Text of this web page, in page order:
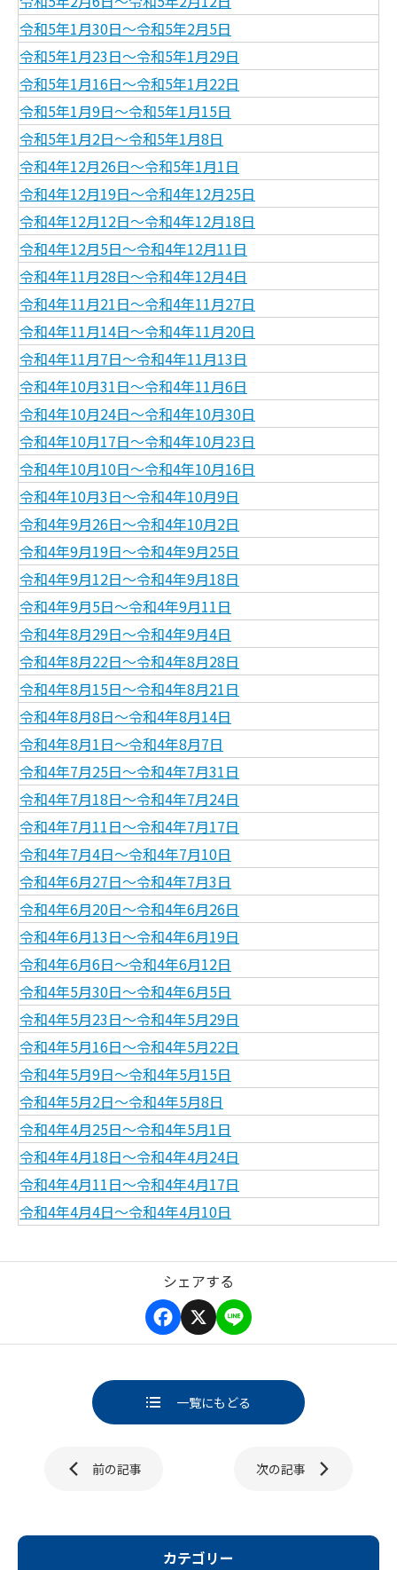
令和5年1月30日～令和5年2月5日
令和5年1月23日～令和5年1月29日
令和5年1月16日～令和5年1月22日
令和5年1月9日～令和5年1月15日
令和5年1月2日～令和5年1月8日
令和4年12月26日～令和5年1月1日
令和4年12月19日～令和4年12月25日
令和4年12月12日～令和4年12月18日
令和4年12月5日～令和4年12月11日
令和4年11月28日～令和4年12月4日
令和4年11月21日～令和4年11月27日
令和4年11月14日～令和4年11月20日
令和4年11月7日～令和4年11月13日
令和4年10月31日～令和4年11月6日
令和4年10月24日～令和4年10月30日
令和4年10月17日～令和4年10月23日
令和4年10月10日～令和4年10月16日
令和4年10月3日～令和4年10月9日
令和4年9月26日～令和4年10月2日
令和4年9月19日～令和4年9月25日
令和4年9月12日～令和4年9月18日
令和4年9月5日～令和4年9月11日
令和4年8月29日～令和4年9月4日
令和4年8月22日～令和4年8月28日
令和4年8月15日～令和4年8月21日
令和4年8月8日～令和4年8月14日
令和4年8月1日～令和4年8月7日
令和4年7月25日～令和4年7月31日
令和4年7月18日～令和4年7月24日
令和4年7月11日～令和4年7月17日
令和4年7月4日～令和4年7月10日
令和4年6月27日～令和4年7月3日
令和4年6月20日～令和4年6月26日
令和4年6月13日～令和4年6月19日
令和4年6月6日～令和4年6月12日
令和4年5月30日～令和4年6月5日
令和4年5月23日～令和4年5月29日
令和4年5月16日～令和4年5月22日
令和4年5月9日～令和4年5月15日
令和4年5月2日～令和4年5月8日
令和4年4月25日～令和4年5月1日
令和4年4月18日～令和4年4月24日
令和4年4月11日～令和4年4月17日
令和4年4月4日～令和4年4月10日
シェアする
F
e
b
o
o
X L
e
一覧にもどる
前の記事 次の記事
カテゴリー